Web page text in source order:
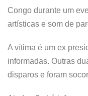
Congo durante um
artísticas e som de
A vítima é um ex
informadas. Outras
disparos e foram